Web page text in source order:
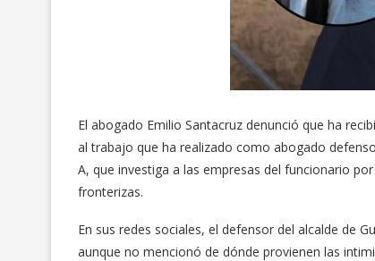
El abogado Emilio Santacruz denunció que ha
al trabajo que ha realizado como abogado
A, que investiga a las empresas del funcionario
fronterizas.
En sus redes sociales, el defensor del alcalde de
aunque no mencionó de dónde provienen las